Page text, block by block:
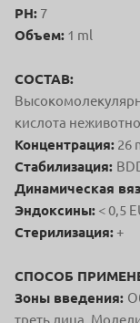
PH: 7
Объем: 1 ml
СОСТАВ:
кислота
Концентрация: 26
Стабилизация:
Динамическая
Эндоксины: < 0,5
Стерилизация: +
СПОСОБ
Зоны введения:
треть лица.